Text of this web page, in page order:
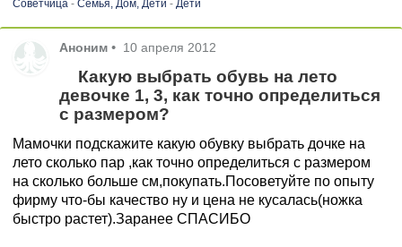
Советчица- Семья, Дом, Дети - Дети
Аноним • 10 апреля 2012
Какую выбрать обувь на лето
девочке 1, 3, как точно определиться
с размером?
Мамочки подскажите какую обувку выбрать дочке на
лето сколько пар ,как точно определиться с размером
на сколько больше см,покупать.Посоветуйте по опыту
фирму что-бы качество ну и цена не кусалась(ножка
быстро растет).Заранее СПАСИБО